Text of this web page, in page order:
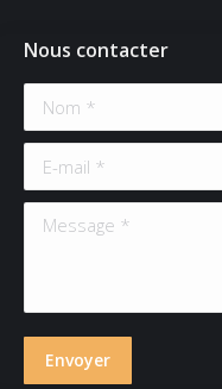
Nous contacter
Nom *
E-mail *
Message *
Envoyer